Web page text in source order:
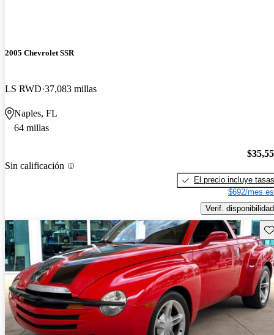
2005 Chevrolet SSR
LS RWD 37,083 millas
Naples, FL
64 millas
Sin calificación
El precio incluye tasas
$692/mes
Verif. disponibilidad